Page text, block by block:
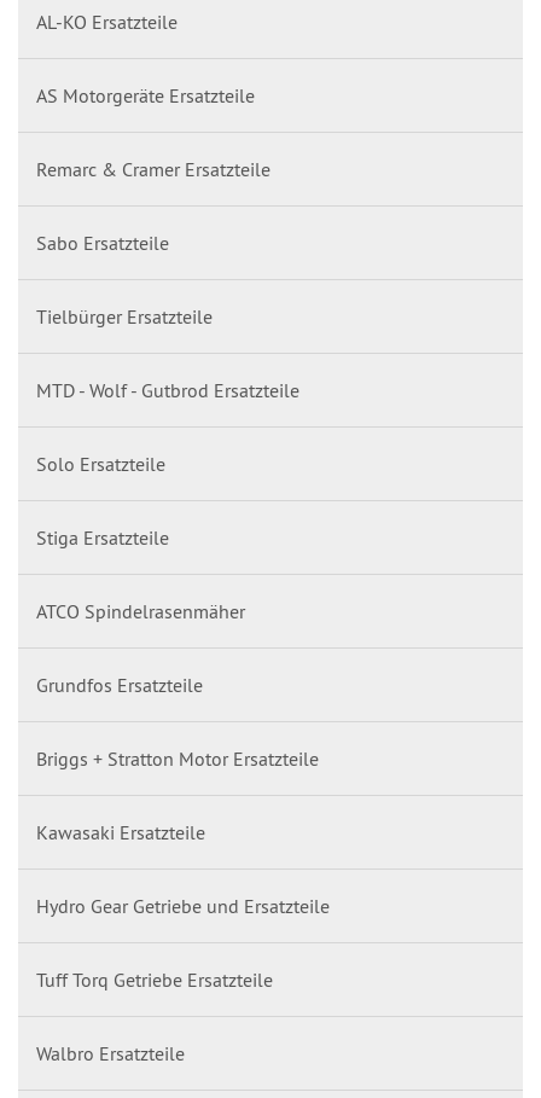
AL-KO Ersatzteile
AS Motorgeräte Ersatzteile
Remarc & Cramer Ersatzteile
Sabo Ersatzteile
Tielbürger Ersatzteile
MTD - Wolf - Gutbrod Ersatzteile
Solo Ersatzteile
Stiga Ersatzteile
ATCO Spindelrasenmäher
Grundfos Ersatzteile
Briggs + Stratton Motor Ersatzteile
Kawasaki Ersatzteile
Hydro Gear Getriebe und Ersatzteile
Tuff Torq Getriebe Ersatzteile
Walbro Ersatzteile